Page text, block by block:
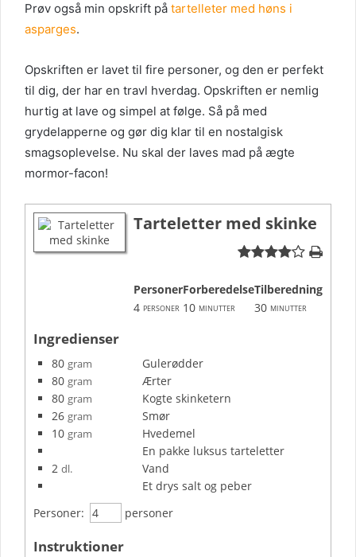
Prøv også min opskrift på tartelleter med høns i
asparges.
Opskriften er lavet til fire personer, og den er perfekt
til dig, der har en travl hverdag. Opskriften er nemlig
hurtig at lave og simpel at følge. Så på med
grydelapperne og gør dig klar til en nostalgisk
smagsoplevelse. Nu skal der laves mad på ægte
mormor-facon!
Tarteletter med skinke
PersonerForberedelse
4 personer 10 minutter
Tilberedning
30 minutter
Ingredienser
80 gram
Gulerødder
80 gram
Ærter
80 gram
Kogte skinketern
26 gram
Smør
10 gram
Hvedemel
En pakke luksus tarteletter
2 dl.
Vand
Et drys salt og peber
Personer:
personer
Instruktioner